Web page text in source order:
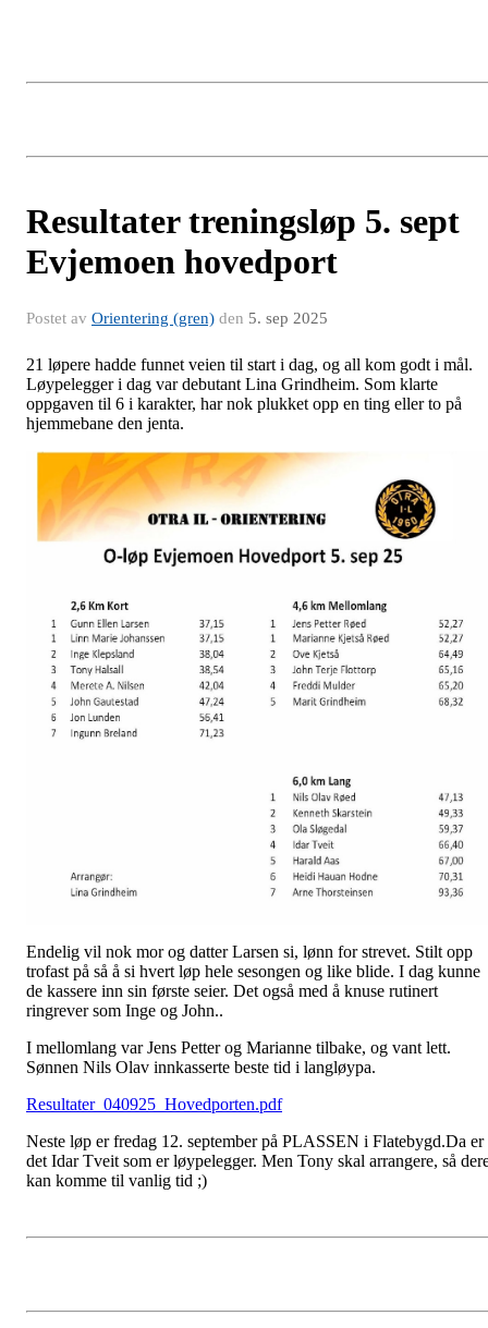
Resultater treningsløp 5. sept
Evjemoen hovedport
Postet av Orientering (gren) den 5. sep 2025
21 løpere hadde funnet veien til start i dag, og all kom godt i mål.
Løypelegger i dag var debutant Lina Grindheim. Som klarte
oppgaven til 6 i karakter, har nok plukket opp en ting eller to på
hjemmebane den jenta.
Endelig vil nok mor og datter Larsen si, lønn for strevet. Stilt opp
trofast på så å si hvert løp hele sesongen og like blide. I dag kunne
de kassere inn sin første seier. Det også med å knuse rutinert
ringrever som Inge og John..
I mellomlang var Jens Petter og Marianne tilbake, og vant lett.
Sønnen Nils Olav innkasserte beste tid i langløypa.
Resultater_040925_Hovedporten.pdf
Neste løp er fredag 12. september på PLASSEN i Flatebygd.Da er
det Idar Tveit som er løypelegger. Men Tony skal arrangere, så
kan komme til vanlig tid ;)